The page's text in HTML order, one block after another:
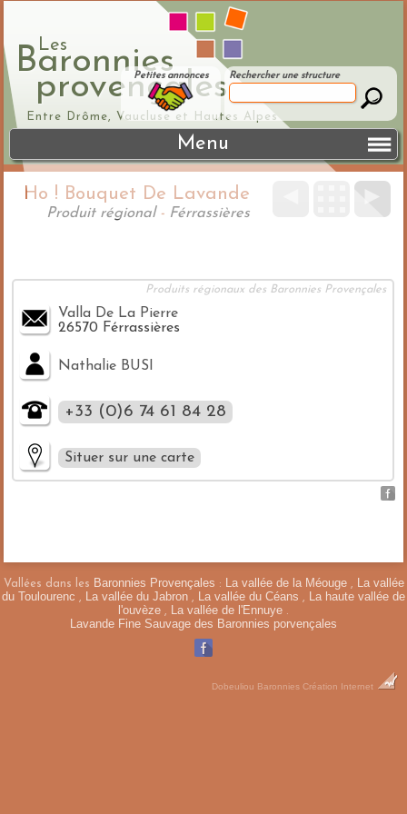
Les
Baronnies
provençales
Entre Drôme, Vaucluse et Hautes Alpes
Rechercher une structure
Petites annonces
Menu
Ho ! Bouquet De Lavande
Produit régional- Férrassières
►
Produits régionaux des Baronnies Provençales
Valla De La Pierre
26570 Férrassières
Nathalie BUSI
+33 (0)6 74 61 84 28
Situer sur une carte
Veuillez patienter pendant le chargement de la carte...
+
Vallées dans les Baronnies Provençales : La vallée de la Méouge,
La vallée
du Toulourenc
La vallée du Jabron La vallée du Céans
La haute vallée de
l'ouvèze
La vallée de l'Ennuye
Lavande Fine Sauvage des Baronnies porvençales
Dobeuliou Baronnies Création Internet